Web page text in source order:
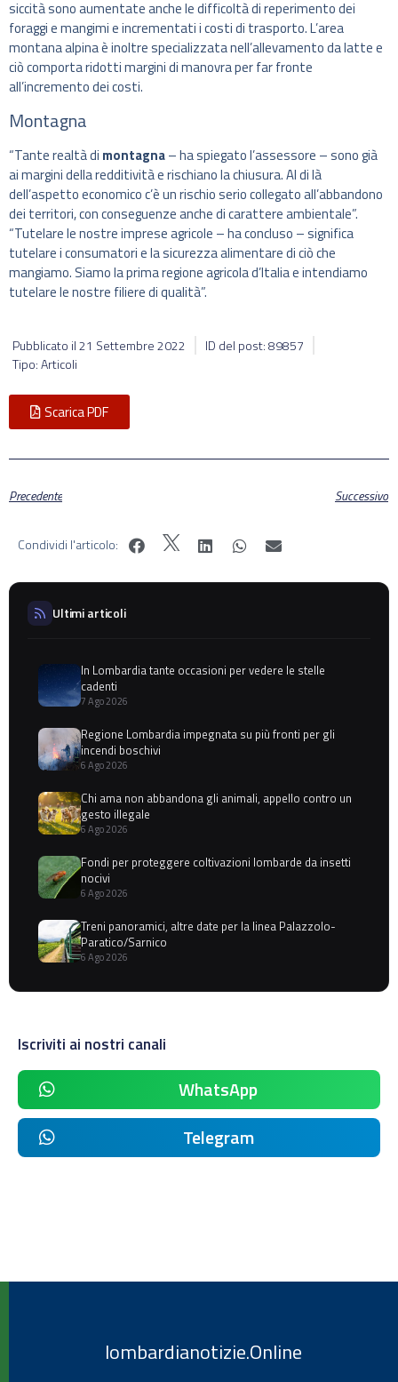
siccità sono aumentate anche le difficoltà di reperimento dei
foraggi e mangimi e incrementati i costi di trasporto. L’area
montana alpina è inoltre specializzata nell’allevamento da latte e
ciò comporta ridotti margini di manovra per far fronte
all’incremento dei costi.
Montagna
“Tante realtà di montagna– ha spiegato l’assessore – sono già
ai margini della redditività e rischiano la chiusura. Al di là
dell’aspetto economico c’è un rischio serio collegato all’abbandono
dei territori, con conseguenze anche di carattere ambientale”.
“Tutelare le nostre imprese agricole – ha concluso – significa
tutelare i consumatori e la sicurezza alimentare di ciò che
mangiamo. Siamo la prima regione agricola d’Italia e intendiamo
tutelare le nostre filiere di qualità”.
Pubblicato il21 Settembre 2022
ID del post: 89857
Tipo: Articoli
Scarica PDF
Precedente Successivo
Condividi l'articolo:
Ultimi articoli
In Lombardia tante occasioni per vedere le stelle
cadenti
7 Ago 2026
Regione Lombardia impegnata su più fronti per gli
incendi boschivi
6 Ago 2026
Chi ama non abbandona gli animali, appello contro un
gesto illegale
6 Ago 2026
Fondi per proteggere coltivazioni lombarde da insetti
nocivi
6 Ago 2026
Treni panoramici, altre date per la linea Palazzolo-
Paratico/Sarnico
6 Ago 2026
Iscriviti ai nostri canali
WhatsApp
Telegram
lombardianotizie.Online